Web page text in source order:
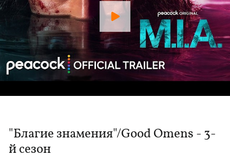
"Благие знамения"/Good Omens - 3-
й сезон